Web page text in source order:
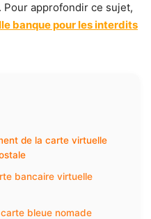
approfondir ce sujet,
banque pour les interdits
de la carte virtuelle
bancaire virtuelle
bleue nomade